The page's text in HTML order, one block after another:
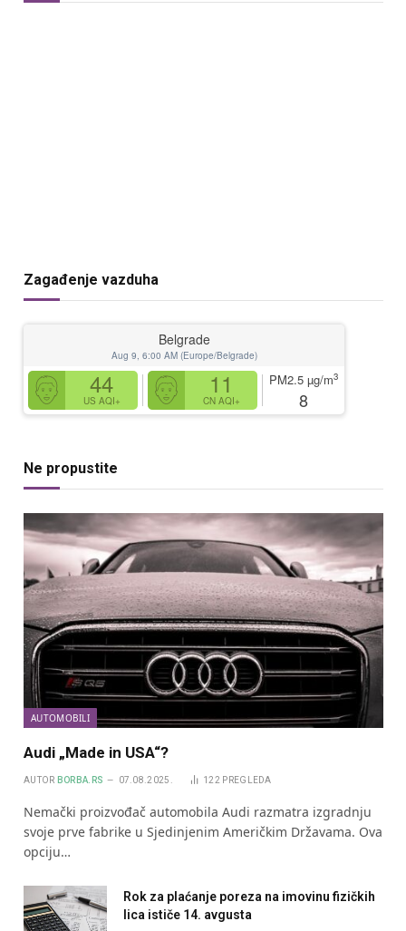
Zagađenje vazduha
Belgrade
Aug 9, 6:00 AM (Europe/Belgrade)
44
US AQI+
11
CN AQI+
PM2.5 µg/m3
8
Ne propustite
AUTOMOBILI
Audi „Made in USA“?
AUTOR BORBA.RS 07.08.2025. 122 PREGLEDA
Nemački proizvođač automobila Audi razmatra izgradnju
svoje prve fabrike u Sjedinjenim Američkim Državama. Ova
opciju…
Rok za plaćanje poreza na imovinu fizičkih
lica ističe 14. avgusta